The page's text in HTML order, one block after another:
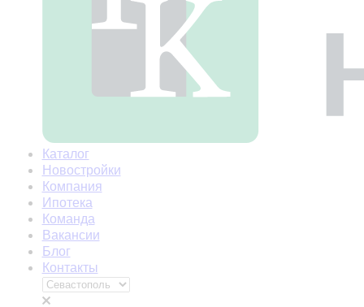
Каталог
Новостройки
Компания
Ипотека
Команда
Вакансии
Блог
Контакты